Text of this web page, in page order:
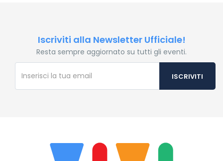
Iscriviti alla Newsletter Ufficiale!
Resta sempre aggiornato su tutti gli eventi.